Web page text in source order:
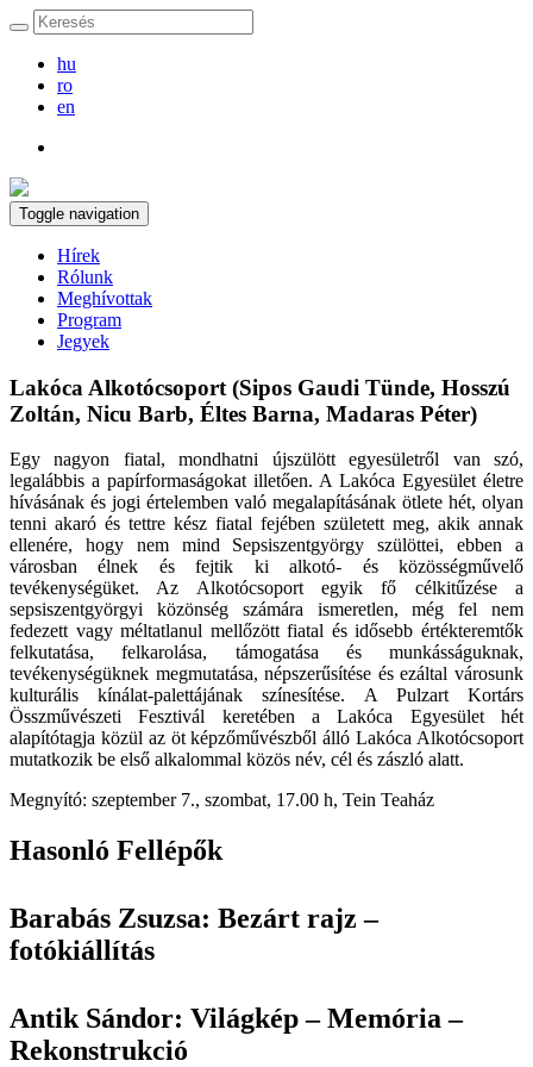
hu
ro
en
Toggle navigation
Hírek
Rólunk
Meghívottak
Program
Jegyek
Lakóca Alkotócsoport (Sipos Gaudi Tünde, Hosszú
Zoltán, Nicu Barb, Éltes Barna, Madaras Péter)
Egy nagyon fiatal, mondhatni újszülött egyesületről van szó,
legalábbis a papírformaságokat illetően. A Lakóca Egyesület életre
hívásának és jogi értelemben való megalapításának ötlete hét, olyan
tenni akaró és tettre kész fiatal fejében született meg, akik annak
ellenére, hogy nem mind Sepsiszentgyörgy szülöttei, ebben a
városban élnek és fejtik ki alkotó- és közösségművelő
tevékenységüket. Az Alkotócsoport egyik fő célkitűzése a
sepsiszentgyörgyi közönség számára ismeretlen, még fel nem
fedezett vagy méltatlanul mellőzött fiatal és idősebb értékteremtők
felkutatása, felkarolása, támogatása és munkásságuknak,
tevékenységüknek megmutatása, népszerűsítése és ezáltal városunk
kulturális kínálat-palettájának színesítése. A Pulzart Kortárs
Összművészeti Fesztivál keretében a Lakóca Egyesület hét
alapítótagja közül az öt képzőművészből álló Lakóca Alkotócsoport
mutatkozik be első alkalommal közös név, cél és zászló alatt.
Megnyító: szeptember 7., szombat, 17.00 h, Tein Teaház
Hasonló Fellépők
Barabás Zsuzsa: Bezárt rajz –
fotókiállítás
Antik Sándor: Világkép – Memória –
Rekonstrukció